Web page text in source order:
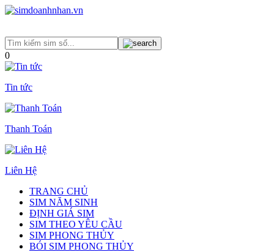
0
Tin tức
Thanh Toán
Liên Hệ
TRANG CHỦ
SIM NĂM SINH
ĐỊNH GIÁ SIM
SIM THEO YÊU CẦU
SIM PHONG THỦY
BÓI SIM PHONG THỦY